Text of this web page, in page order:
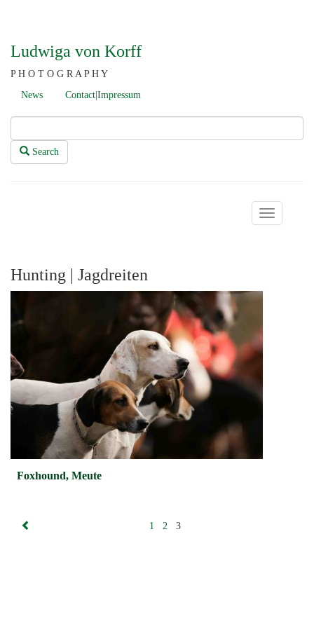
Ludwiga von Korff
P H O T O G R A P H Y
News
Contact|Impressum
Search
Toggle
navigation
Hunting | Jagdreiten
Foxhound, Meute
1 23